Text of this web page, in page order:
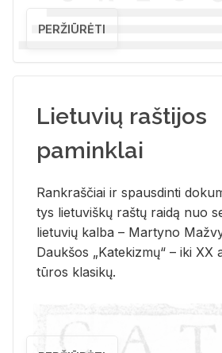
PERŽIŪRĖTI
Lietuvių raštijos
paminklai
Rank­raš­čiai ir spaus­din­ti
tys lie­tu­viš­kų raš­tų rai­dą nuo
lie­tu­vių kal­ba – Mar­ty­no
Dauk­šos „Ka­te­kiz­mų“ – iki
tū­ros kla­si­kų.